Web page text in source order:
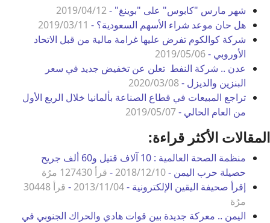
شهر مارس "كابوس" على "بوينغ" -2019/04/12
هل حان موعد شراء الأسهم السعودية؟ - 2019/03/11
شركة كوالكوم تفرض عليها غرامة مالية من قبل الاتحاد
الأوروبي -2019/05/06
عدن .. شركة النفط تعلن عن تخفيض جديد في سعر
البنزين والديزل -2020/03/08
تراجع المبيعات في قطاع الصناعة بألمانيا خلال الربع الأول
من العام الحالي -2019/05/07
المقالات الأكثر قراءة:
منظمة الصحة العالمية : 10 آلاف قتيل و60 ألف جريح
حصيلة حرب اليمن -2018/12/10
- قرأ 127430 مرُة
إقرأ صحيفة اليقين الإلكترونية -2013/11/04
-
قرأ 30448
مرُة
اليمن .. معركة جديدة بين قوات هادي والحراك الجنوبي في